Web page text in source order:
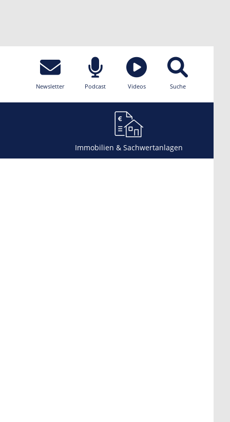
Newsletter Podcast Videos Suche
Immobilien & Sachwertanlagen